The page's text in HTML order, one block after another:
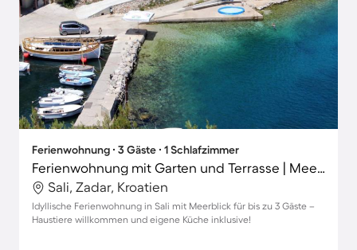
Ferienwohnung ∙ 3 Gäste ∙ 1 Schlafzimmer
Ferienwohnung mit Garten und Terrasse | Meerblick | Haustiere erlaubt
Sali, Zadar, Kroatien
Idyllische Ferienwohnung in Sali mit Meerblick für bis zu 3 Gäste –
Haustiere willkommen und eigene Küche inklusive!